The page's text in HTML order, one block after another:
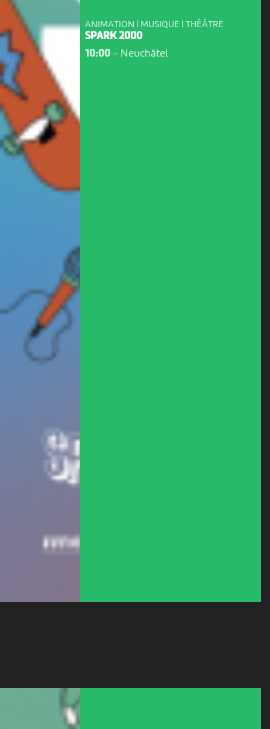
ANIMATION | MUSIQUE | THÉÂTRE
SPARK 2000
10:00- Neuchâtel